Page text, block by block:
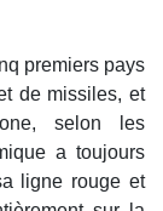
premiers pays
de missiles, et
selon les
a toujours
ligne rouge et